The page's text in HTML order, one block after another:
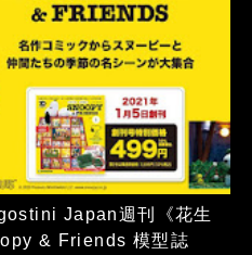
Japan週刊《花生
& Friends 模型誌